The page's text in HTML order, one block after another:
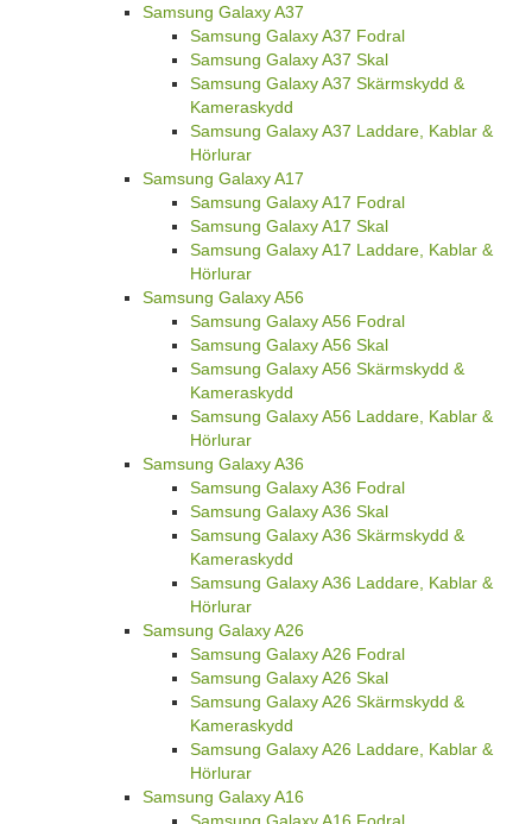
Samsung Galaxy A37
Samsung Galaxy A37 Fodral
Samsung Galaxy A37 Skal
Samsung Galaxy A37 Skärmskydd &
Kameraskydd
Samsung Galaxy A37 Laddare, Kablar &
Hörlurar
Samsung Galaxy A17
Samsung Galaxy A17 Fodral
Samsung Galaxy A17 Skal
Samsung Galaxy A17 Laddare, Kablar &
Hörlurar
Samsung Galaxy A56
Samsung Galaxy A56 Fodral
Samsung Galaxy A56 Skal
Samsung Galaxy A56 Skärmskydd &
Kameraskydd
Samsung Galaxy A56 Laddare, Kablar &
Hörlurar
Samsung Galaxy A36
Samsung Galaxy A36 Fodral
Samsung Galaxy A36 Skal
Samsung Galaxy A36 Skärmskydd &
Kameraskydd
Samsung Galaxy A36 Laddare, Kablar &
Hörlurar
Samsung Galaxy A26
Samsung Galaxy A26 Fodral
Samsung Galaxy A26 Skal
Samsung Galaxy A26 Skärmskydd &
Kameraskydd
Samsung Galaxy A26 Laddare, Kablar &
Hörlurar
Samsung Galaxy A16
Samsung Galaxy A16 Fodral